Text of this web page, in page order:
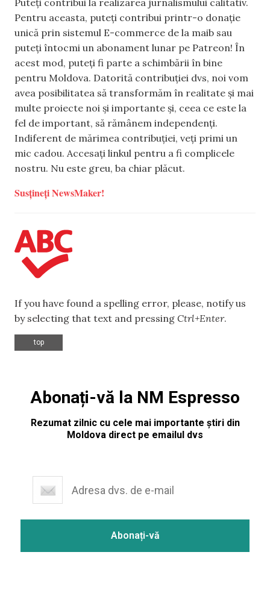
Puteți contribui la realizarea jurnalismului calitativ.
Pentru aceasta, puteți contribui printr-o donație
unică prin sistemul E-commerce de la maib sau
puteți întocmi un abonament lunar pe Patreon! În
acest mod, puteți fi parte a schimbării în bine
pentru Moldova. Datorită contribuției dvs, noi vom
avea posibilitatea să transformăm în realitate și mai
multe proiecte noi și importante și, ceea ce este la
fel de important, să rămânem independenți.
Indiferent de mărimea contribuției, veți primi un
mic cadou. Accesați linkul pentru a fi complicele
nostru. Nu este greu, ba chiar plăcut.
Susțineți NewsMaker!
If you have found a spelling error, please, notify us
by selecting that text and pressing Ctrl+Enter.
top
Abonați-vă la NM Espresso
Rezumat zilnic cu cele mai importante știri din
Moldova direct pe emailul dvs